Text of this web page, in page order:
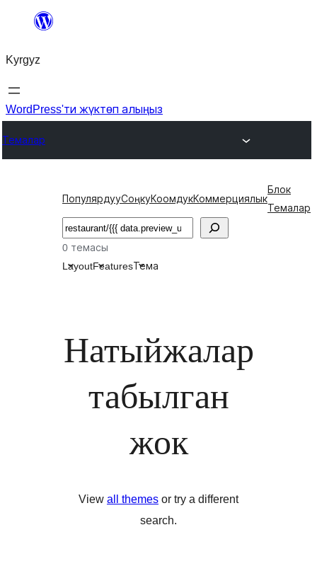
Мазмунга
Kyrgyz
WordPress'ти жүктөп алыңыз
Темалар
ПопулярдууСоңкуКоомдукКоммерциялык
Блок
Темалар
Издөө
0 темасы
LayoutFeaturesТема
Натыйжалар
табылган
жок
View all themes or try a different
search.